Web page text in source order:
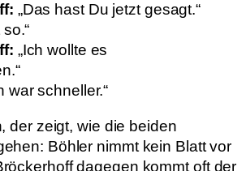
„Das hast Du jetzt gesagt.“
so.“
„Ich wollte es
war schneller.“
der zeigt, wie die beiden
Böhler nimmt kein Blatt vor
dagegen kommt oft der